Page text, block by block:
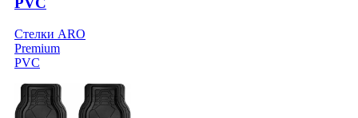
Стелки ARO
Premium
PVC